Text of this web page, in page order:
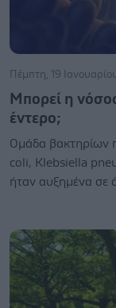
Πέμπτη, 19
Μπορεί η
έντερο;
Ομάδα βακτηρίων
coli, Klebsiella
ήταν αυξημένα σε